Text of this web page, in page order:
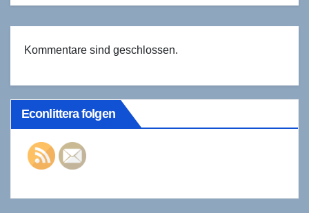
Kommentare sind geschlossen.
Econlittera folgen